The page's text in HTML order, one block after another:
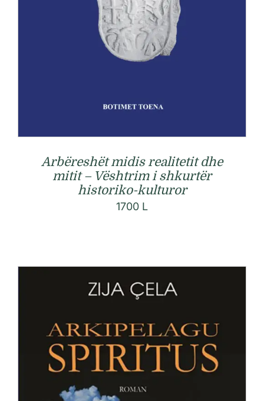
Arbëreshët midis realitetit dhe
mitit – Vështrim i shkurtër
historiko-kulturor
1700 L